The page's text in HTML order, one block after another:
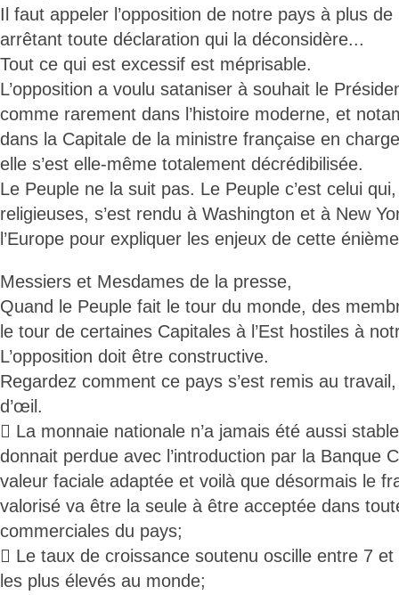
Il faut appeler l’opposition de notre pays à plus
arrêtant toute déclaration qui la déconsidère...
Tout ce qui est excessif est méprisable.
L’opposition a voulu sataniser à souhait le
comme rarement dans l’histoire moderne, et
dans la Capitale de la ministre française en
elle s’est elle-même totalement décrédibilisée.
Le Peuple ne la suit pas. Le Peuple c’est celui
religieuses, s’est rendu à Washington et à New
l’Europe pour expliquer les enjeux de cette
Messiers et Mesdames de la presse,
Quand le Peuple fait le tour du monde, des
le tour de certaines Capitales à l’Est hostiles à
L’opposition doit être constructive.
Regardez comment ce pays s’est remis au
d’œil.
 La monnaie nationale n’a jamais été aussi
donnait perdue avec l’introduction par la Banque
valeur faciale adaptée et voilà que désormais le
valorisé va être la seule à être acceptée dans
commerciales du pays;
 Le taux de croissance soutenu oscille entre 7
les plus élevés au monde;